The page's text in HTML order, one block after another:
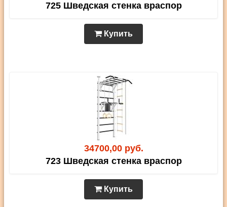
725 Шведская стенка враспор
Купить
34700,00 руб.
723 Шведская стенка враспор
Купить